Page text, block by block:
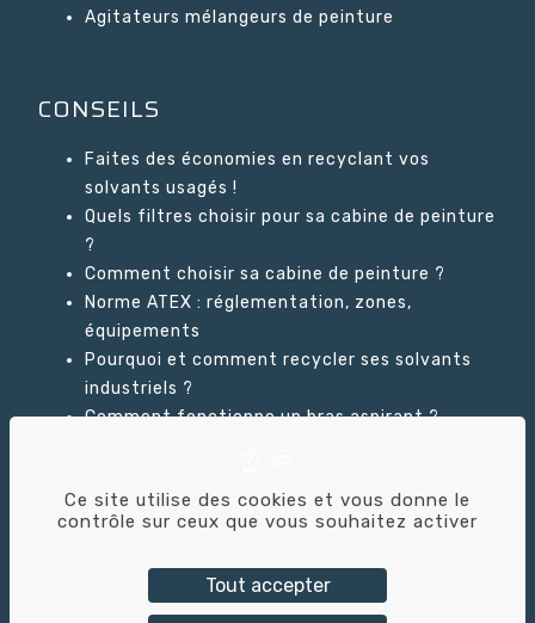
Agitateurs mélangeurs de peinture
CONSEILS
Faites des économies en recyclant vos
solvants usagés !
Quels filtres choisir pour sa cabine de peinture
?
Comment choisir sa cabine de peinture ?
Norme ATEX : réglementation, zones,
équipements
Pourquoi et comment recycler ses solvants
industriels ?
Comment fonctionne un bras aspirant ?
GLOSSAIRE
Ce site utilise des cookies et vous donne le
contrôle sur ceux que vous souhaitez activer
Tout accepter